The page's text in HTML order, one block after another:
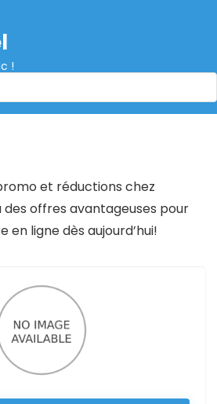
!
et réductions chez
des offres avantageuses pour
en ligne dès aujourd’hui!